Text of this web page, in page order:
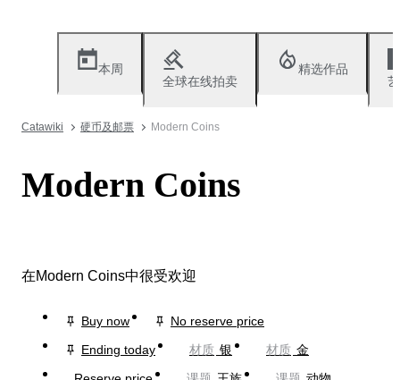
本周
全球在线拍卖
精选作品
Catawiki 硬币及邮票 Modern Coins
Modern Coins
在Modern Coins中很受欢迎
Buy now
No reserve price
Ending today
材质 银 材质 金